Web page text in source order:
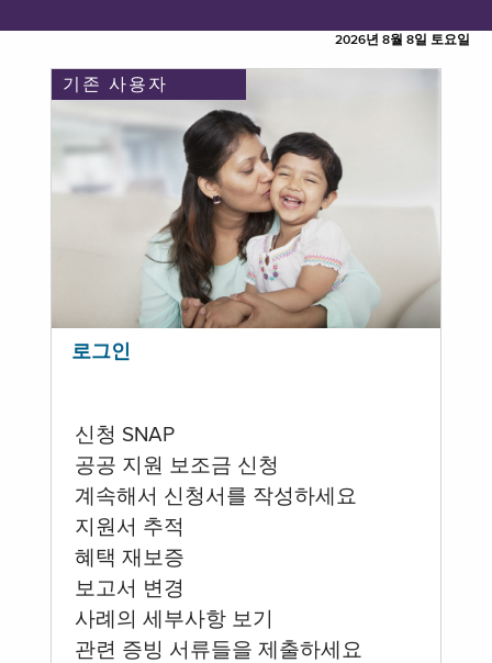
2026년 8월 8일 토요일
기존 사용자
로그인
신청 SNAP
공공 지원 보조금 신청
계속해서 신청서를 작성하세요
지원서 추적
혜택 재보증
보고서 변경
사례의 세부사항 보기
관련 증빙 서류들을 제출하세요